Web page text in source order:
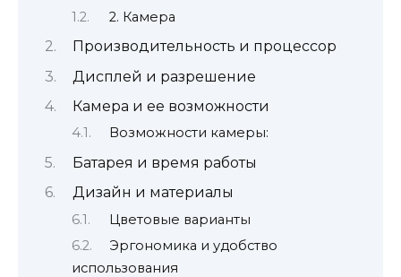
2. Камера
Производительность и процессор
Дисплей и разрешение
Камера и ее возможности
Возможности камеры:
Батарея и время работы
Дизайн и материалы
Цветовые варианты
Эргономика и удобство
использования